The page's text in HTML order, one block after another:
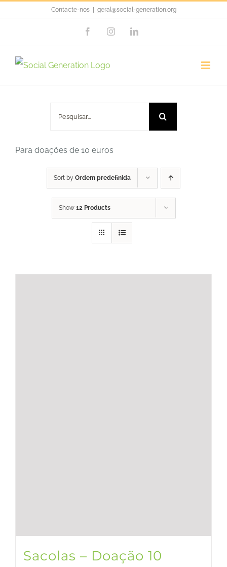
content
Contacte-nos geral@social-generation.org
FacebookInstagramLinkedIn
Para doações de 10 euros
Sort by Ordem predefinida
Show 12 Products
Sacolas – Doação 10